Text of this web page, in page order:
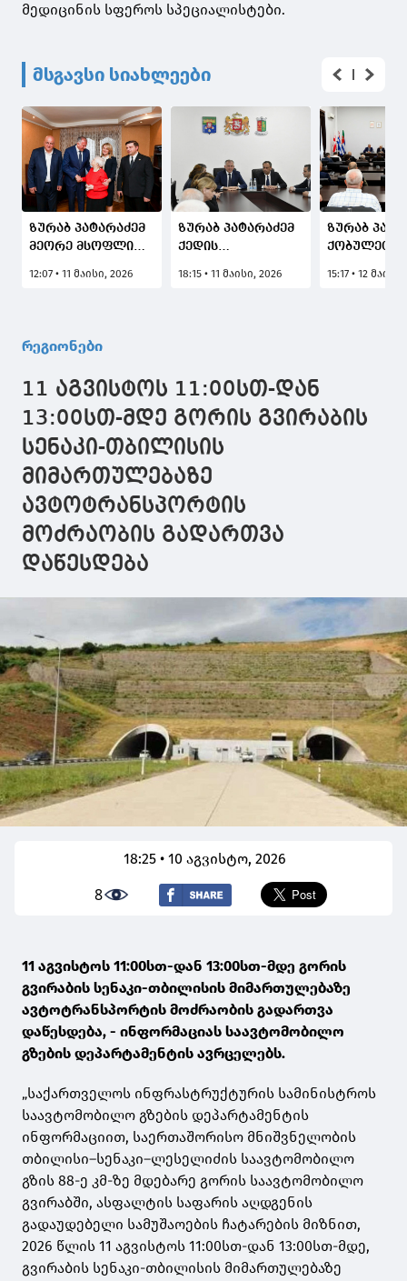
მედიცინის სფეროს სპეციალისტები.
მსგავსი სიახლეები
ზურაბ პატარაძემ
მეორე მსოფლიო
ქეთევან ლორიას
მიულოცა
12:07 • 11 მაისი, 2026
ზურაბ პატარაძემ
ქედის
სამუშაო შეხვედრა
18:15 • 11 მაისი, 2026
ზურაბ
ქობულეთის
15:17 • 12
რეგიონები
11 აგვისტოს 11:00სთ-დან
13:00სთ-მდე გორის გვირაბის
სენაკი-თბილისის
მიმართულებაზე
ავტოტრანსპორტის
მოძრაობის გადართვა
დაწესდება
18:25 • 10 აგვისტო, 2026
8
11 აგვისტოს 11:00სთ-დან 13:00სთ-მდე გორის
გვირაბის სენაკი-თბილისის მიმართულებაზე
ავტოტრანსპორტის მოძრაობის გადართვა
დაწესდება, - ინფორმაციას საავტომობილო
გზების დეპარტამენტის ავრცელებს.
„საქართველოს ინფრასტრუქტურის სამინისტროს
საავტომობილო გზების დეპარტამენტის
ინფორმაციით, საერთაშორისო მნიშვნელობის
თბილისი–სენაკი–ლესელიძის საავტომობილო
გზის 88-ე კმ-ზე მდებარე გორის საავტომობილო
გვირაბში, ასფალტის საფარის აღდგენის
გადაუდებელი სამუშაოების ჩატარების მიზნით,
2026 წლის 11 აგვისტოს 11:00სთ-დან 13:00სთ-მდე,
გვირაბის სენაკი-თბილისის მიმართულებაზე